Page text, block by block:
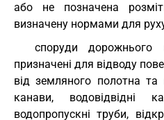
або не позначена
визначену нормами для
споруди дорожнього
призначені для відводу
від земляного полотна та
канави, водовідвідні
водопропускні труби,